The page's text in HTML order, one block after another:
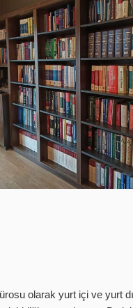
olarak yurt içi ve yurt